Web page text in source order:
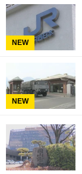
NEW
NEW